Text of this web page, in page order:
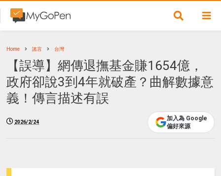
Home 謠言 台灣
【誤導】網傳退撫基金賺1654億，
政府卻說3到4年就破產？曲解數據意
義！傳言描述有誤
2026/2/24
加入為 Google
偏好來源